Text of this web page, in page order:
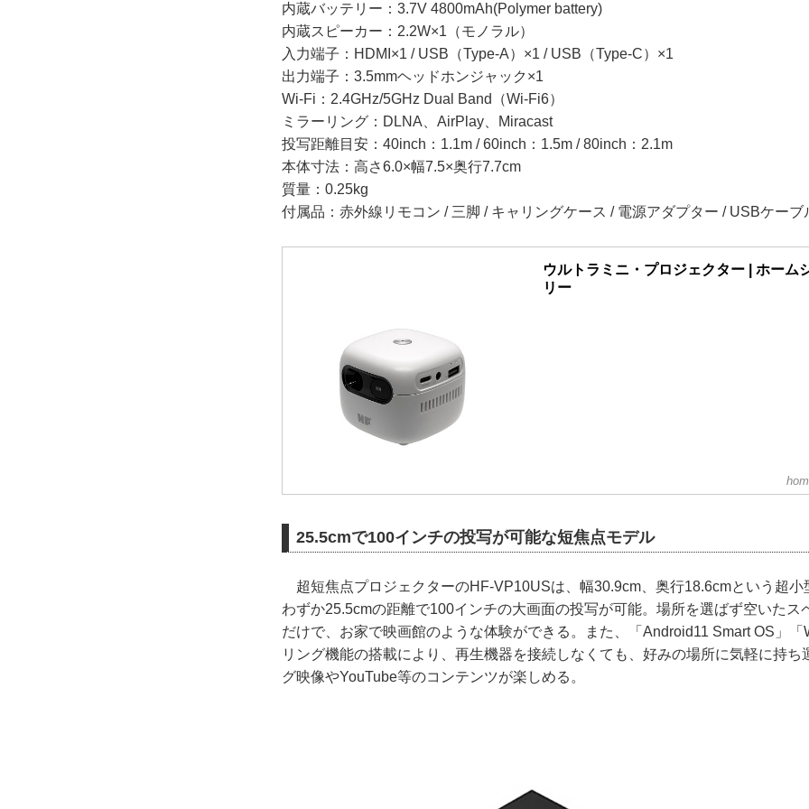
内蔵バッテリー：3.7V 4800mAh(Polymer battery)
内蔵スピーカー：2.2W×1（モノラル）
入力端子：HDMI×1 / USB（Type-A）×1 / USB（Type-C）×1
出力端子：3.5mmヘッドホンジャック×1
Wi-Fi：2.4GHz/5GHz Dual Band（Wi-Fi6）
ミラーリング：DLNA、AirPlay、Miracast
投写距離目安：40inch：1.1m / 60inch：1.5m / 80inch：2.1m
本体寸法：高さ6.0×幅7.5×奥行7.7cm
質量：0.25kg
付属品：赤外線リモコン / 三脚 / キャリングケース / 電源アダプター / USBケーブ
ウルトラミニ・プロジェクター | ホーム
リー
25.5cmで100インチの投写が可能な短焦点モデル
超短焦点プロジェクターのHF-VP10USは、幅30.9cm、奥行18.6cmという超小
わずか25.5cmの距離で100インチの大画面の投写が可能。場所を選ばず空いたス
だけで、お家で映画館のような体験ができる。また、「Android11 Smart OS」「
リング機能の搭載により、再生機器を接続しなくても、好みの場所に気軽に持ち
グ映像やYouTube等のコンテンツが楽しめる。